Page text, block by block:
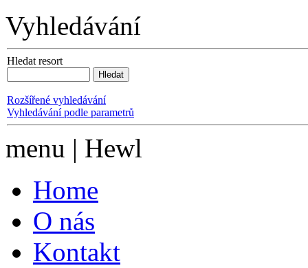
Vyhledávání
Hledat resort
Rozšířené vyhledávání
Vyhledávání podle parametrů
menu | Hewl
Home
O nás
Kontakt